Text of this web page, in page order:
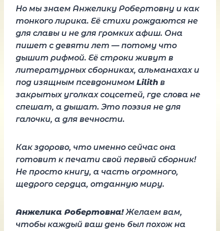
Но мы знаем Анжелику Робертовну и как
тонкого лирика. Её стихи рождаются не
для славы и не для громких афиш. Она
пишет с девяти лет — потому что
дышит рифмой. Её строки живут в
литературных сборниках, альманахах и
под изящным псевдонимом Lilith в
закрытых уголках соцсетей, где слова не
спешат, а дышат. Это поэзия не для
галочки, а для вечности.
Как здорово, что именно сейчас она
готовит к печати свой первый сборник!
Не просто книгу, а часть огромного,
щедрого сердца, отданную миру.
Анжелика Робертовна!Желаем вам,
чтобы каждый ваш день был похож на